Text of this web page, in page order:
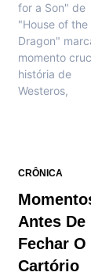
for a Son" de
"House of the
Dragon"
momento
história de
Westeros,
CRÔNICA
Antes De
Fechar O
Cartório